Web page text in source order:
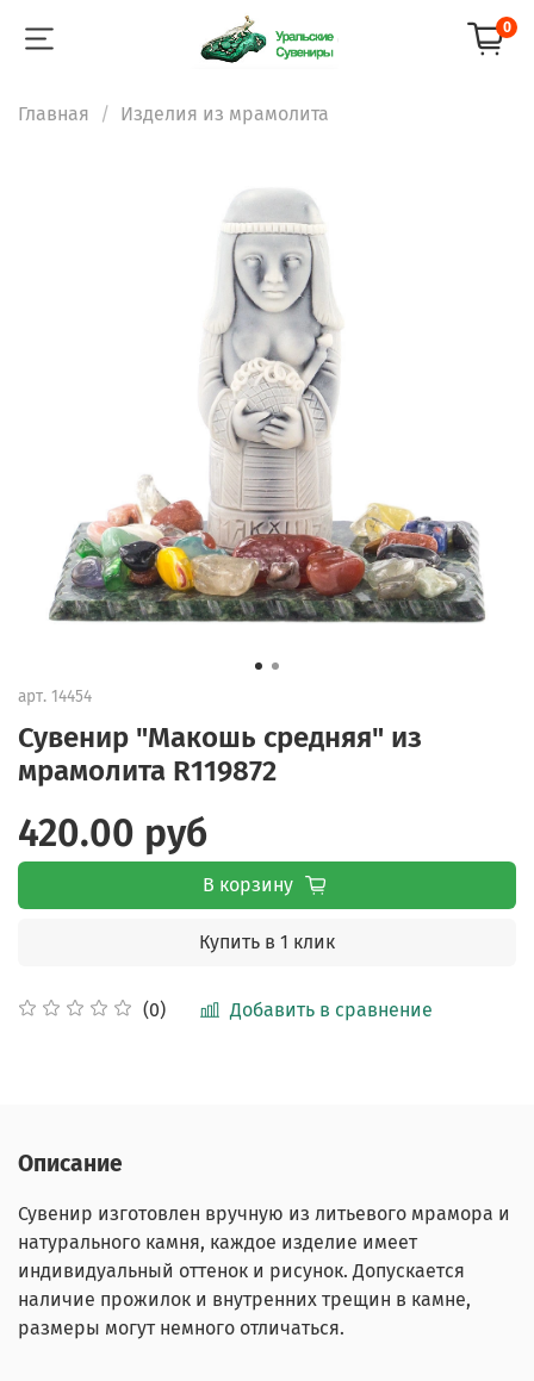
0
Главная Изделия из мрамолита
арт. 14454
Сувенир "Макошь средняя" из
мрамолита R119872
(0) Добавить в сравнение
420.00 руб
В корзину
Купить в 1 клик
Описание
Сувенир изготовлен вручную из литьевого мрамора и
натурального камня, каждое изделие имеет
индивидуальный оттенок и рисунок. Допускается
наличие прожилок и внутренних трещин в камне,
размеры могут немного отличаться.